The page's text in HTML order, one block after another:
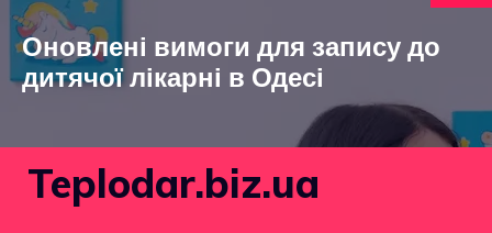
Оновлені вимоги для запису до
дитячої лікарні в Одесі
Teplodar.biz.ua